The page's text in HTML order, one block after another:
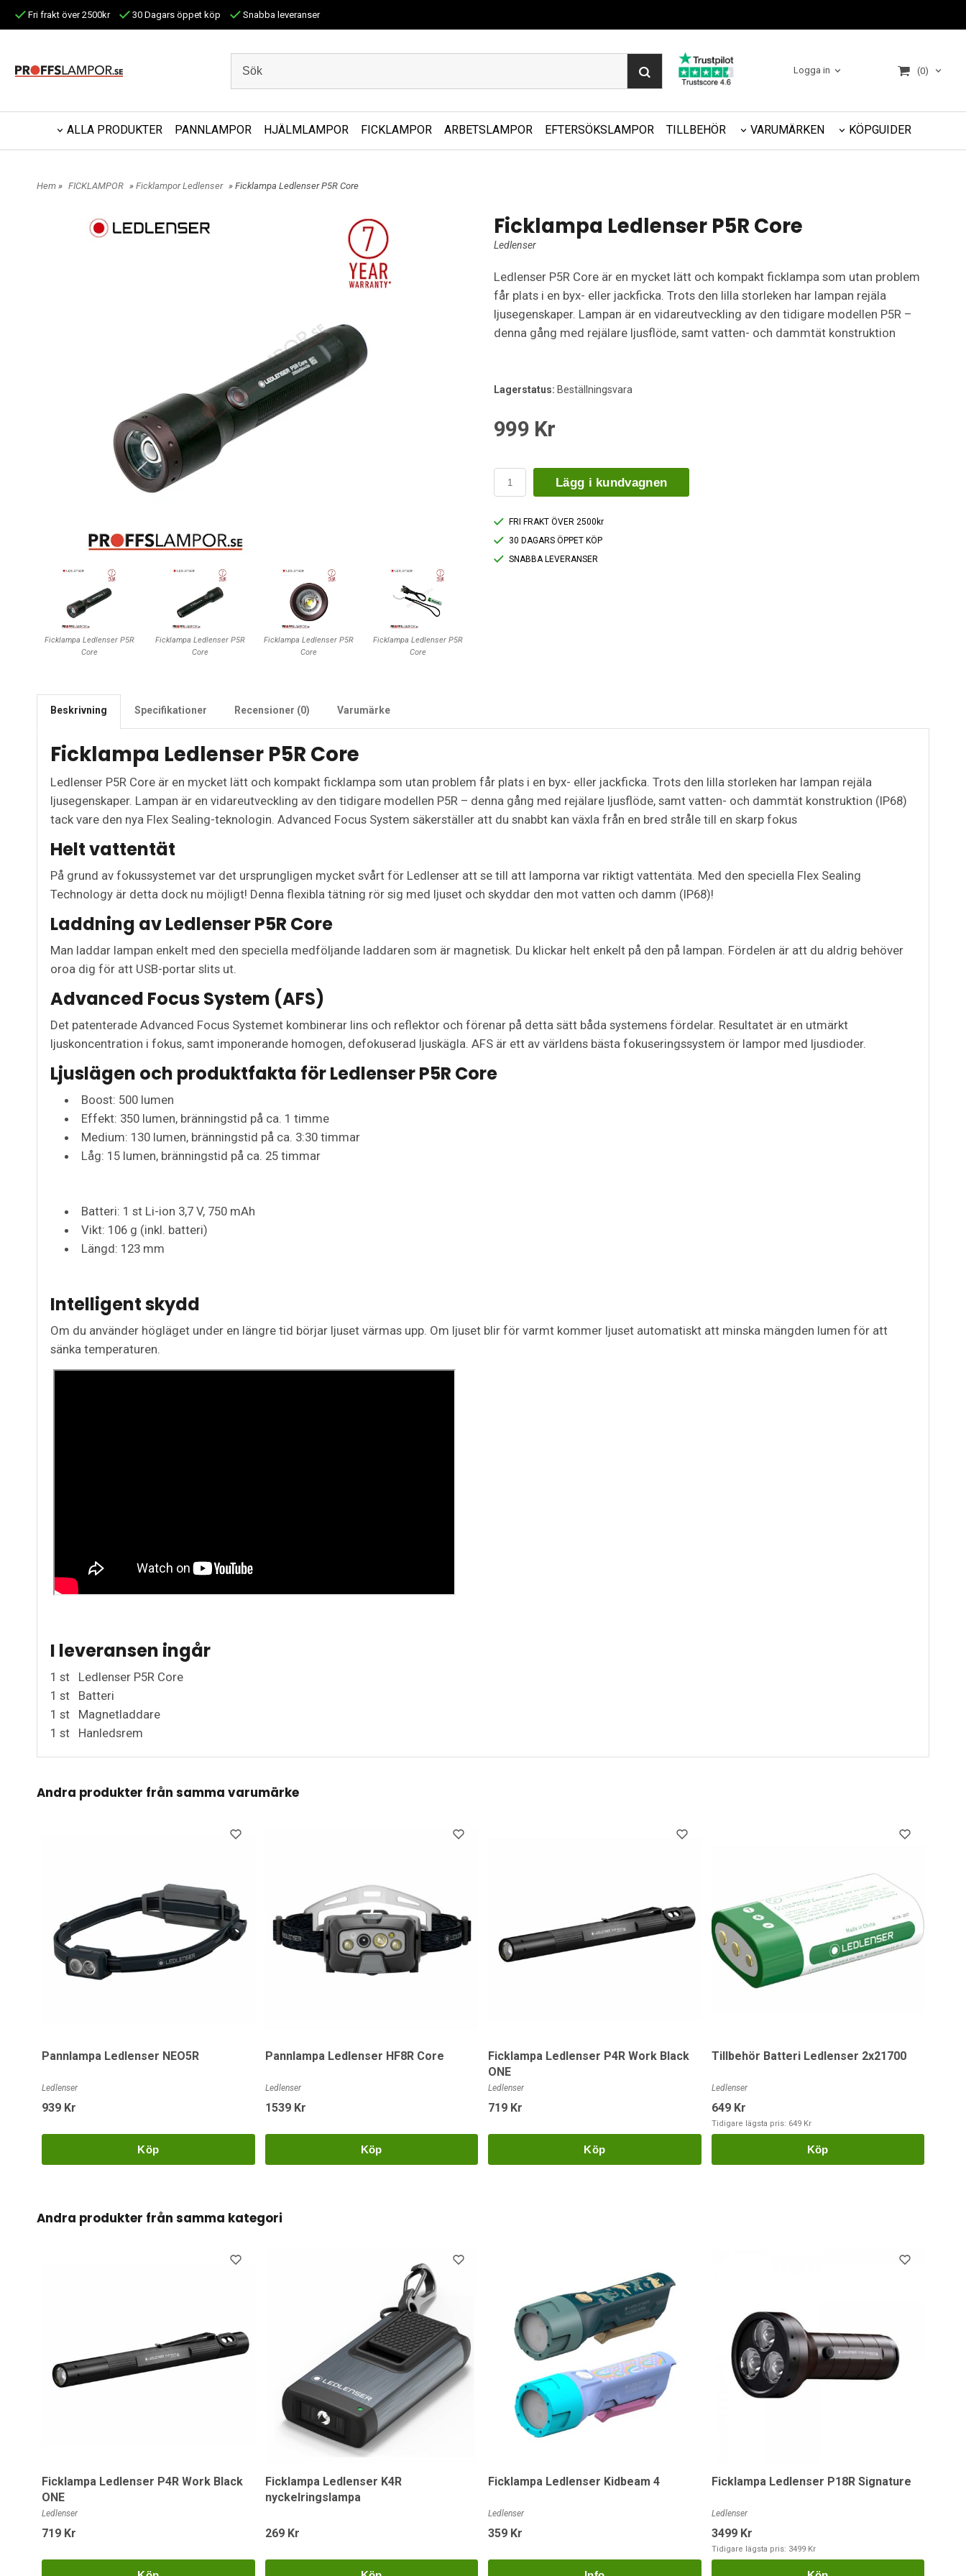
Fri frakt över 2500kr 30 Dagars öppet köp Snabba leveranser
Logga in (0)
ALLA PRODUKTER PANNLAMPOR HJÄLMLAMPOR FICKLAMPOR ARBETSLAMPOR EFTERSÖKSLAMPOR TILLBEHÖR VARUMÄRKEN KÖPGUIDER
Hem » FICKLAMPOR » Ficklampor Ledlenser » Ficklampa Ledlenser P5R Core
Ficklampa Ledlenser P5R
Core
Ficklampa Ledlenser P5R
Core
Ficklampa Ledlenser P5R
Core
Ficklampa Ledlenser P5R
Core
Ficklampa Ledlenser P5R Core
Ledlenser
Ledlenser P5R Core är en mycket lätt och kompakt ficklampa som utan problem
får plats i en byx- eller jackficka. Trots den lilla storleken har lampan rejäla
ljusegenskaper. Lampan är en vidareutveckling av den tidigare modellen P5R –
denna gång med rejälare ljusflöde, samt vatten- och dammtät konstruktion
Lagerstatus: Beställningsvara
999 Kr
Lägg i kundvagnen
FRI FRAKT ÖVER 2500kr
30 DAGARS ÖPPET KÖP
SNABBA LEVERANSER
Beskrivning Specifikationer Recensioner (0) Varumärke
Ficklampa Ledlenser P5R Core
Ledlenser P5R Core är en mycket lätt och kompakt ficklampa som utan problem får plats i en byx- eller jackficka. Trots den lilla storleken har lampan rejäla
ljusegenskaper. Lampan är en vidareutveckling av den tidigare modellen P5R – denna gång med rejälare ljusflöde, samt vatten- och dammtät konstruktion (IP68)
tack vare den nya Flex Sealing-teknologin. Advanced Focus System säkerställer att du snabbt kan växla från en bred stråle till en skarp fokus
Helt vattentät
På grund av fokussystemet var det ursprungligen mycket svårt för Ledlenser att se till att lamporna var riktigt vattentäta. Med den speciella Flex Sealing
Technology är detta dock nu möjligt! Denna flexibla tätning rör sig med ljuset och skyddar den mot vatten och damm (IP68)!
Laddning av Ledlenser P5R Core
Man laddar lampan enkelt med den speciella medföljande laddaren som är magnetisk. Du klickar helt enkelt på den på lampan. Fördelen är att du aldrig behöver
oroa dig för att USB-portar slits ut.
Advanced Focus System (AFS)
Det patenterade Advanced Focus Systemet kombinerar lins och reflektor och förenar på detta sätt båda systemens fördelar. Resultatet är en utmärkt
ljuskoncentration i fokus, samt imponerande homogen, defokuserad ljuskägla. AFS är ett av världens bästa fokuseringssystem ör lampor med ljusdioder.
Ljuslägen och produktfakta för Ledlenser P5R Core
Boost: 500 lumen
Effekt: 350 lumen, bränningstid på ca. 1 timme
Medium: 130 lumen, bränningstid på ca. 3:30 timmar
Låg: 15 lumen, bränningstid på ca. 25 timmar
Batteri: 1 st Li-ion 3,7 V, 750 mAh
Vikt: 106 g (inkl. batteri)
Längd: 123 mm
Intelligent skydd
Om du använder högläget under en längre tid börjar ljuset värmas upp. Om ljuset blir för varmt kommer ljuset automatiskt att minska mängden lumen för att
sänka temperaturen.
I leveransen ingår
1 st
Ledlenser P5R Core
1 st
Batteri
1 st
Magnetladdare
1 st
Hanledsrem
Andra produkter från samma varumärke
Pannlampa Ledlenser NEO5R
Ledlenser
939 Kr
Köp
Pannlampa Ledlenser HF8R Core
Ledlenser
1539 Kr
Köp
Ficklampa Ledlenser P4R Work Black
ONE
Ledlenser
719 Kr
Köp
Tillbehör Batteri Ledlenser 2x21700
Ledlenser
649 Kr
Tidigare lägsta pris: 649 Kr
Köp
Andra produkter från samma kategori
Ficklampa Ledlenser P4R Work Black
ONE
Ledlenser
719 Kr
Ficklampa Ledlenser K4R
nyckelringslampa
269 Kr
Ficklampa Ledlenser Kidbeam 4
Ledlenser
359 Kr
Ficklampa Ledlenser P18R Signature
Ledlenser
3499 Kr
Tidigare lägsta pris: 3499 Kr